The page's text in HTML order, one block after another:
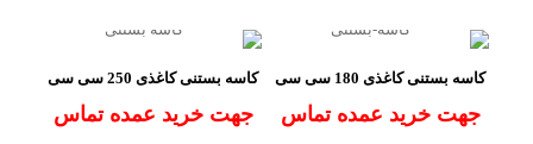
کاسه بستنی کاغذی 180 سی سی
جهت خرید عمده تماس
کاسه بستنی کاغذی 250 سی سی
جهت خرید عمده تماس